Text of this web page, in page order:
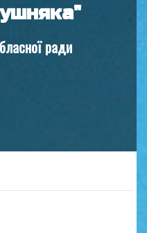
ради